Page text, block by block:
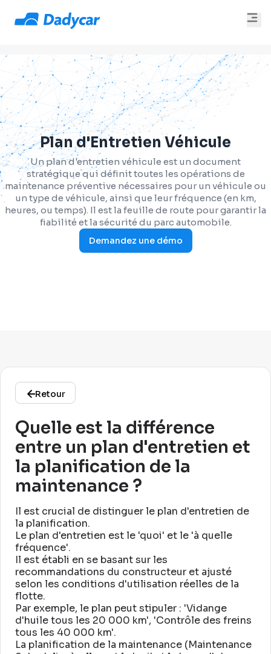
Plan d'Entretien Véhicule
Un plan d'entretien véhicule est un document
stratégique qui définit toutes les opérations de
maintenance préventive nécessaires pour un véhicule ou
un type de véhicule, ainsi que leur fréquence (en km,
heures, ou temps). Il est la feuille de route pour garantir la
fiabilité et la sécurité du parc automobile.
Demandez une démo
Retour
Quelle est la différence
entre un plan d'entretien et
la planification de la
maintenance ?
Il est crucial de distinguer le plan d'entretien de
la planification.
Le plan d'entretien est le 'quoi' et le 'à quelle
fréquence'.
Il est établi en se basant sur les
recommandations du constructeur et ajusté
selon les conditions d'utilisation réelles de la
flotte.
Par exemple, le plan peut stipuler : 'Vidange
d'huile tous les 20 000 km', 'Contrôle des freins
tous les 40 000 km'.
La planification de la maintenance (Maintenance